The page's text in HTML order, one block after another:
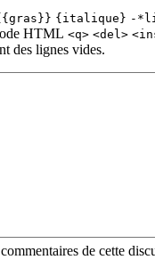
{italique} -
HTML <q> <del>
des lignes vides.
de cette